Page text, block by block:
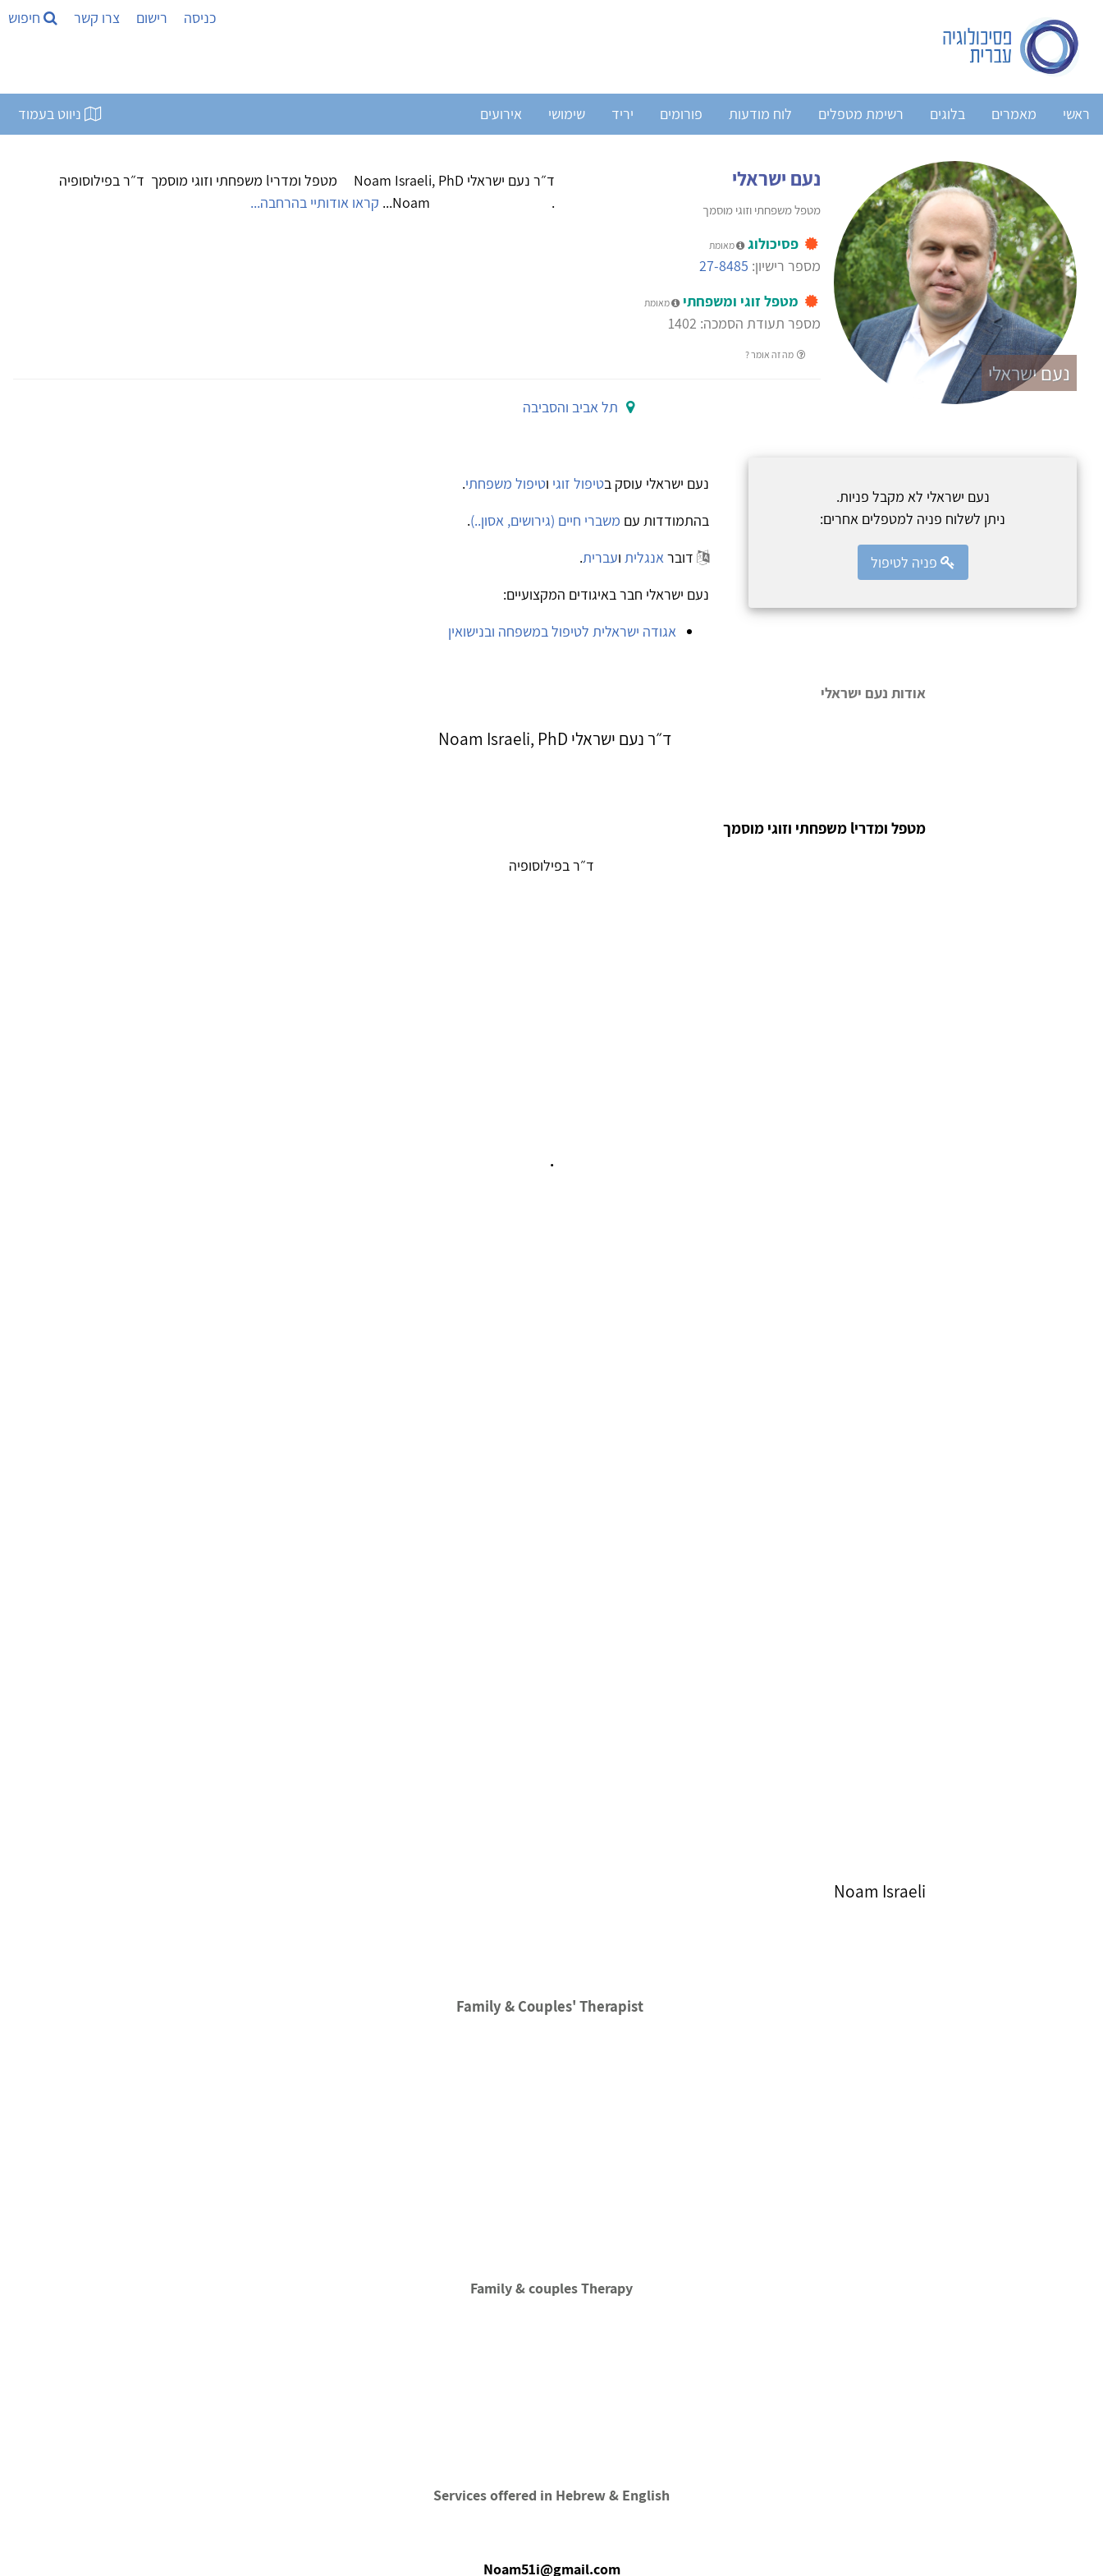
כניסה רישום צרו קשר חיפוש
ראשי מאמרים בלוגים רשימת מטפלים לוח מודעות פורומים יריד שימושי אירועים ניווט בעמוד
נעם ישראלי
נעם ישראלי
מטפל משפחתי וזוגי מוסמך
פסיכולוג מאומת
מספר רישיון: 27-8485
מטפל זוגי ומשפחתי
מאומת
מספר תעודת הסמכה: 1402
מה זה אומר ?
ד״ר נעם ישראלי Noam Israeli, PhD מטפל ומדריl משפחתי וזוגי מוסמך ד״ר בפילוסופיה
. Noam...
קראו אודותיי בהרחבה...
תל אביב והסביבה
נעם ישראלי לא מקבל פניות.
ניתן לשלוח פניה למטפלים אחרים:
פניה לטיפול
נעם ישראלי עוסק בטיפול זוגי וטיפול משפחתי.
בהתמודדות עם משברי חיים (גירושים, אסון..).
דובראנגלית ועברית.
נעם ישראלי חבר באיגודים המקצועיים:
אגודה ישראלית לטיפול במשפחה ובנישואין
אודות נעם ישראלי
ד״ר נעם ישראלי Noam Israeli, PhD
מטפל ומדריl משפחתי וזוגי מוסמך
ד״ר בפילוסופיה
.
Noam Israeli
Family & couples Therapy
Services offered in Hebrew & English
Noam51i@gmail.com